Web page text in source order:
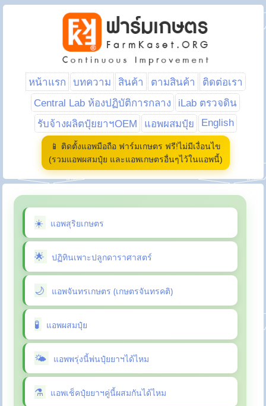
หน้าแรก บทความ สินค้า ตามสินค้า
ติดต่อเรา
Central Lab ห้องปฏิบัติการกลาง
iLab ตรวจดิน
รับจ้างผลิตปุ๋ยยาฯOEM
แอพผสมปุ๋ย English
📱 ติดตั้งแอพมือถือ ฟาร์มเกษตร ฟรี!ไม่มีเงื่อนไข
(รวมแอพผสมปุ๋ย และแอพเกษตรอื่นๆไว้ในแอพนี้)
แอพสุริยเกษตร
ปฏิทินเพาะปลูกดาราศาสตร์
แอพจันทรเกษตร (เกษตรจันทรคติ)
แอพผสมปุ๋ย
แอพพรุ่งนี้พ่นปุ๋ยยาฯได้ไหม
แอพเช็คปุ๋ยยาฯคู่นี้ผสมกันได้ไหม